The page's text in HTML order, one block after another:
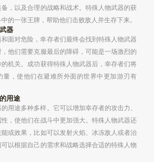
，以及合理的战略和战术。特殊人物武器的获
的一张王牌，帮助他们击败敌人并生存下来。
器
面对危险，幸存者们最终会找到特殊人物武器
他们需要克服最后的障碍，可能是一场激烈的
机关。成功获得特殊人物武器后，幸存者们将
量，使他们在避难所外面的世界中更加游刃有
用途
用途多种多样。它可以增加幸存者的攻击力、
，使他们在战斗中更加强大。特殊人物武器还
或效果，比如可以发射火焰、冰冻敌人或者治
以根据自己的需求和战略选择合适的特殊人物